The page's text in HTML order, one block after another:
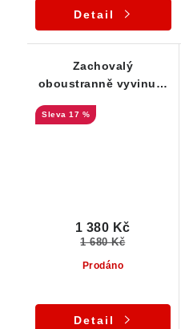
Detail
Zachovalý
oboustranně vyvinutý
Vysočiny
17 %
Prodáno
1 380 Kč
1 680 Kč
Detail